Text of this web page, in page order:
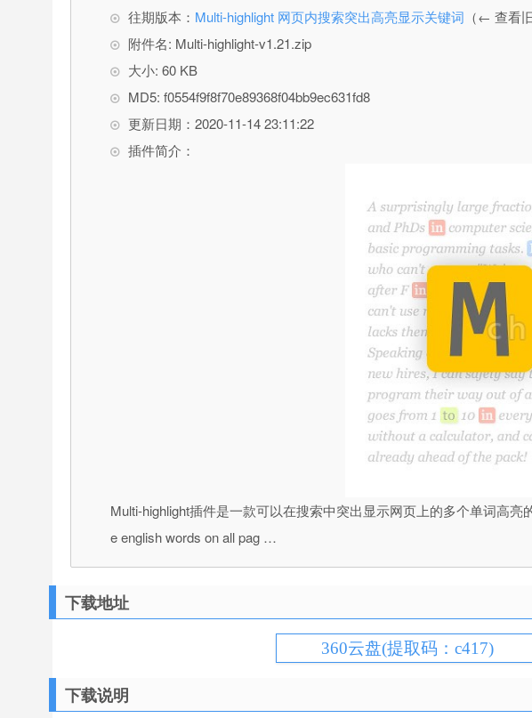
往期版本： Multi-highlight 网页内搜索突出高亮显示关键词 （← 查看
附件名: Multi-highlight-v1.21.zip
大小: 60 KB
MD5: f0554f9f8f70e89368f04bb9ec631fd8
更新日期：2020-11-14 23:11:22
插件简介：
Multi-highlight插件是一款可以在搜索中突出显示网页上的多个单词高
e english words on all pag …
下载地址
360云盘(提取码：c417)
下载说明